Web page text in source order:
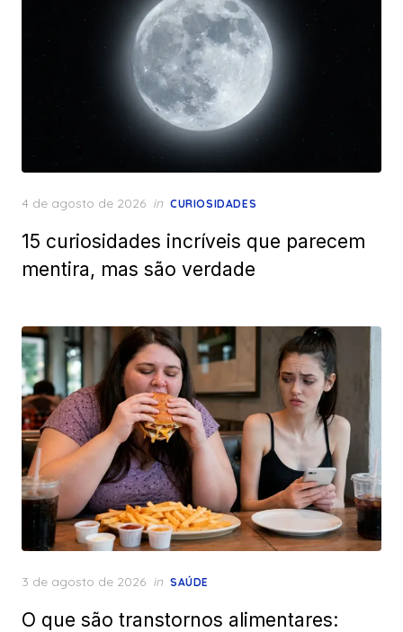
Posted
4 de agosto de 2026 in CURIOSIDADES
15 curiosidades incríveis que parecem
mentira, mas são verdade
Posted
3 de agosto de 2026 in SAÚDE
O que são transtornos alimentares: